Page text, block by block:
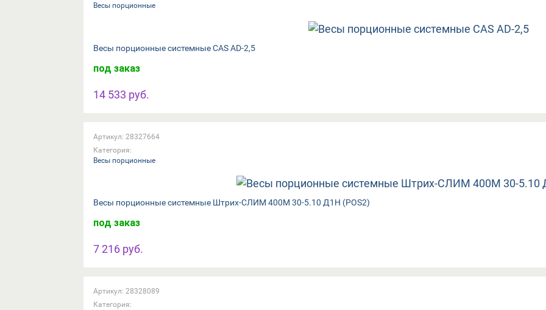
Весы порционные
Весы порционные системные CAS AD-2,5
под заказ
14 533 руб.
Артикул: 28327664
Категория:
Весы порционные
Весы порционные системные Штрих-СЛИМ 400М 30-5.10 Д1Н (POS2)
под заказ
7 216 руб.
Артикул: 28328089
Категория: